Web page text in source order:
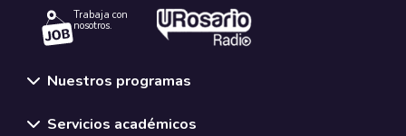
Trabaja con
nosotros.
Nuestros programas
Servicios académicos